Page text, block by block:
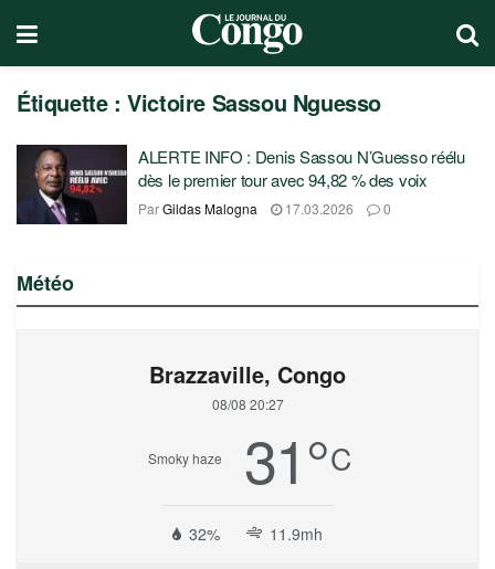
Étiquette :Victoire Sassou Nguesso
ALERTE INFO : Denis Sassou N’Guesso réélu
dès le premier tour avec 94,82 % des voix
ParGildas Malogna 17.03.2026 0
Météo
Brazzaville, Congo
08/08 20:27
Smoky haze 31°C
32% 11.9mh